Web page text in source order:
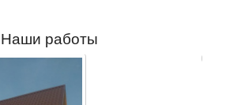
Наши работы